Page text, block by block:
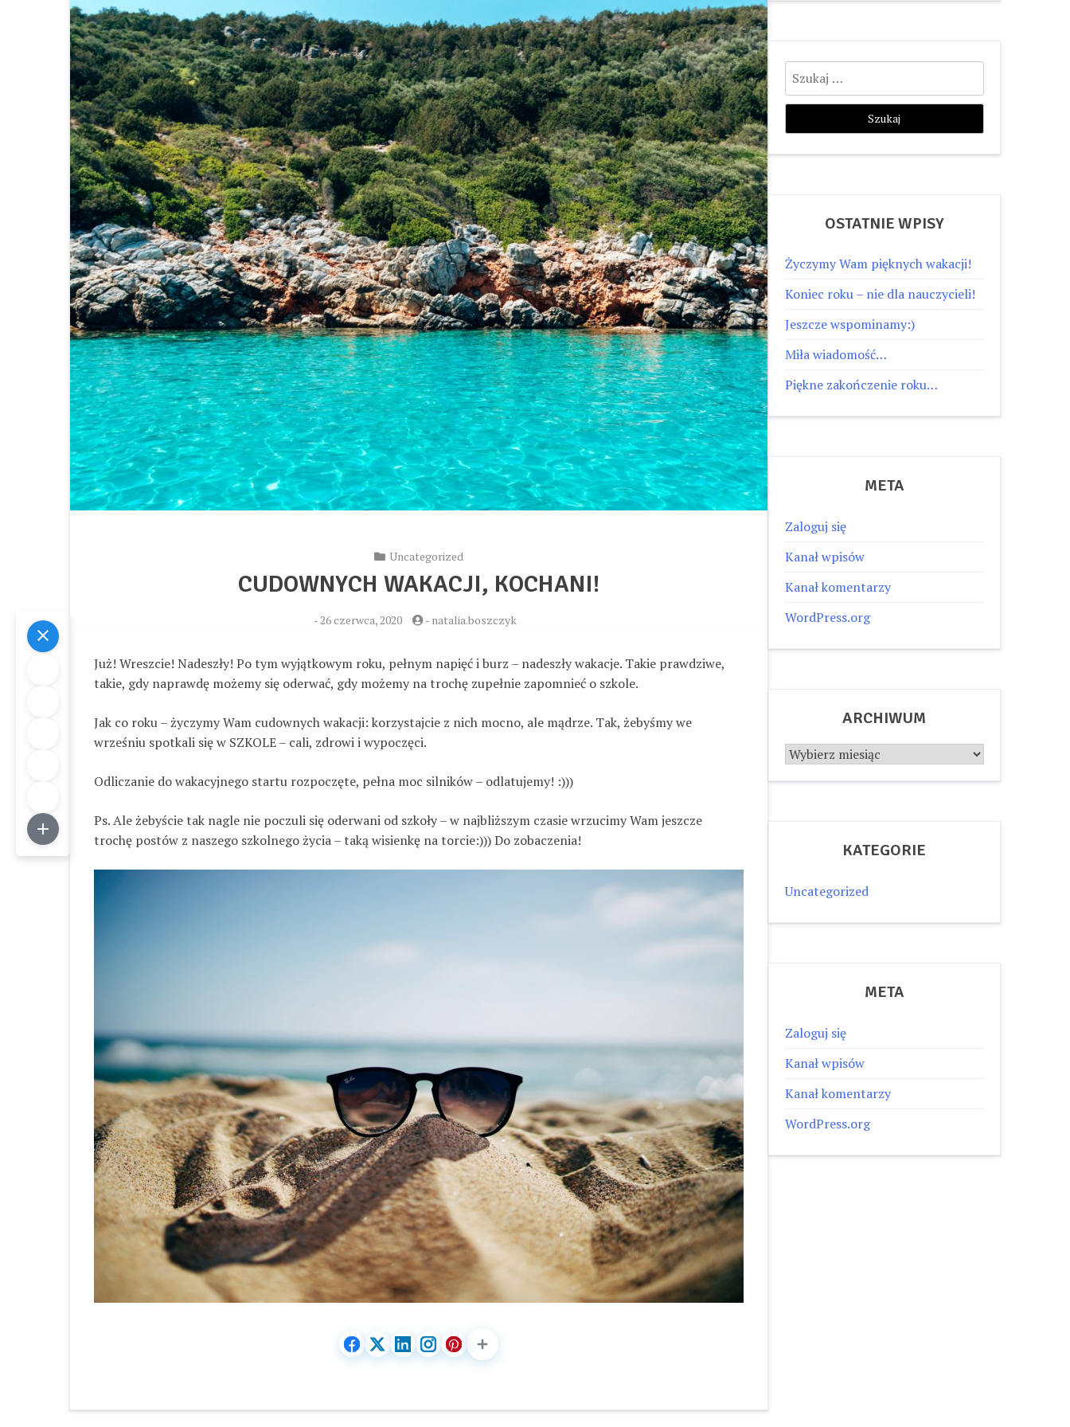
Uncategorized
CUDOWNYCH WAKACJI, KOCHANI!
- 26 czerwca, 2020 - natalia.boszczyk
Już! Wreszcie! Nadeszły! Po tym wyjątkowym roku, pełnym napięć i burz – nadeszły wakacje. Takie prawdziwe,
takie, gdy naprawdę możemy się oderwać, gdy możemy na trochę zupełnie zapomnieć o szkole.
Jak co roku – życzymy Wam cudownych wakacji: korzystajcie z nich mocno, ale mądrze. Tak, żebyśmy we
wrześniu spotkali się w SZKOLE – cali, zdrowi i wypoczęci.
Odliczanie do wakacyjnego startu rozpoczęte, pełna moc silników – odlatujemy! :)))
Ps. Ale żebyście tak nagle nie poczuli się oderwani od szkoły – w najbliższym czasie wrzucimy Wam jeszcze
trochę postów z naszego szkolnego życia – taką wisienkę na torcie:))) Do zobaczenia!
Szukaj:
OSTATNIE WPISY
Życzymy Wam pięknych wakacji!
Koniec roku – nie dla nauczycieli!
Jeszcze wspominamy:)
Miła wiadomość…
Piękne zakończenie roku…
META
Zaloguj się
Kanał wpisów
Kanał komentarzy
WordPress.org
ARCHIWUM
Archiwum
KATEGORIE
Uncategorized
META
Zaloguj się
Kanał wpisów
Kanał komentarzy
WordPress.org